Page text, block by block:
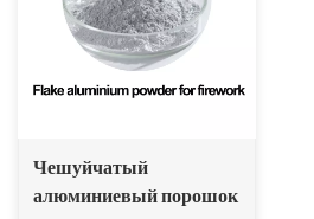
Чешуйчатый
алюминиевый порошок